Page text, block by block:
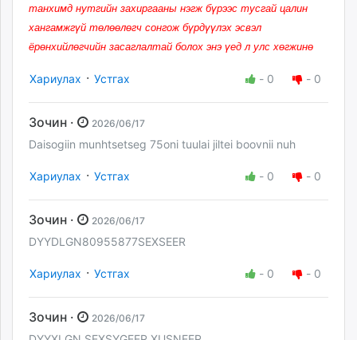
танхимд нутгийн захиргааны нэгж бүрээс тусгай цалин
хангамжгүй төлөөлөгч сонгож бүрдүүлэх эсвэл
ёрөнхийлөгчийн засаглалтай болох энэ үед л улс хөгжинө
Хариулах · Устгах - 0 - 0
Зочин · 2026/06/17
Daisogiin munhtsetseg 75oni tuulai jiltei boovnii nuh
Хариулах · Устгах - 0 - 0
Зочин · 2026/06/17
DYYDLGN80955877SEXSEER
Хариулах · Устгах - 0 - 0
Зочин · 2026/06/17